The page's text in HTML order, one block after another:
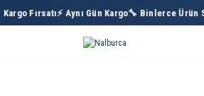
Fırsatı⚡ Aynı Gün Kargo🔧 Binlerce Ürün